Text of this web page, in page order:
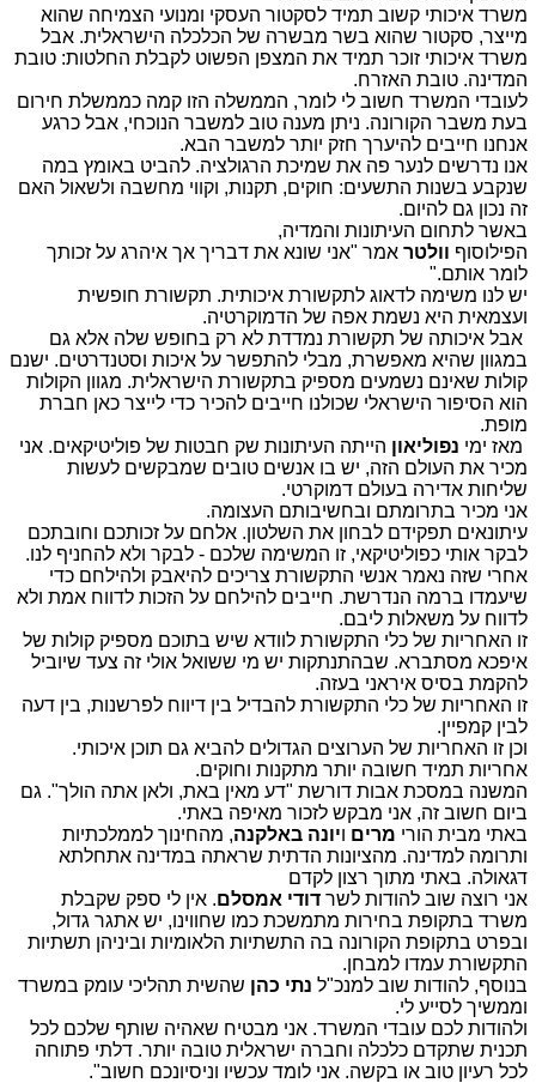
משרד איכותי קשוב תמיד לסקטור העסקי ומנועי הצמיחה שהוא
מייצר, סקטור שהוא בשר מבשרה של הכלכלה הישראלית. אבל
משרד איכותי זוכר תמיד את המצפן הפשוט לקבלת החלטות: טובת
המדינה. טובת האזרח.
לעובדי המשרד חשוב לי לומר, הממשלה הזו קמה כממשלת חירום
בעת משבר הקורונה. ניתן מענה טוב למשבר הנוכחי, אבל כרגע
אנחנו חייבים להיערך חזק יותר למשבר הבא.
אנו נדרשים לנער פה את שמיכת הרגולציה. להביט באומץ במה
שנקבע בשנות התשעים: חוקים, תקנות, וקווי מחשבה ולשאול האם
זה נכון גם להיום.
באשר לתחום העיתונות והמדיה,
הפילוסוף וולטר אמר "אני שונא את דבריך אך איהרג על זכותך
לומר אותם".
יש לנו משימה לדאוג לתקשורת איכותית. תקשורת חופשית
ועצמאית היא נשמת אפה של הדמוקרטיה.
אבל איכותה של תקשורת נמדדת לא רק בחופש שלה אלא גם
במגוון שהיא מאפשרת, מבלי להתפשר על איכות וסטנדרטים. ישנם
קולות שאינם נשמעים מספיק בתקשורת הישראלית. מגוון הקולות
הוא הסיפור הישראלי שכולנו חייבים להכיר כדי לייצר כאן חברת
מופת.
מאז ימי נפוליאון הייתה העיתונות שק חבטות של פוליטיקאים. אני
מכיר את העולם הזה, יש בו אנשים טובים שמבקשים לעשות
שליחות אדירה בעולם דמוקרטי.
אני מכיר בתרומתם ובחשיבותם העצומה.
עיתונאים תפקידם לבחון את השלטון. אלחם על זכותכם וחובתכם
לבקר אותי כפוליטיקאי, זו המשימה שלכם - לבקר ולא להחניף לנו.
אחרי שזה נאמר אנשי התקשורת צריכים להיאבק ולהילחם כדי
שיעמדו ברמה הנדרשת. חייבים להילחם על הזכות לדווח אמת ולא
לדווח על משאלות ליבם.
זו האחריות של כלי התקשורת לוודא שיש בתוכם מספיק קולות של
איפכא מסתברא. שבהתנתקות יש מי ששואל אולי זה צעד שיוביל
להקמת בסיס איראני בעזה.
זו האחריות של כלי התקשורת להבדיל בין דיווח לפרשנות, בין דעה
לבין קמפיין.
וכן זו האחריות של הערוצים הגדולים להביא גם תוכן איכותי.
אחריות תמיד חשובה יותר מתקנות וחוקים.
המשנה במסכת אבות דורשת "דע מאין באת, ולאן אתה הולך". גם
ביום חשוב זה, אני מבקש לזכור מאיפה באתי.
באתי מבית הורי מרים ויונה באלקנה, מהחינוך לממלכתיות
ותרומה למדינה. מהציונות הדתית שראתה במדינה אתחלתא
דגאולה. באתי מתוך רצון לקדם
אני רוצה שוב להודות לשר דודי אמסלם. אין לי ספק שקבלת
משרד בתקופת בחירות מתמשכת כמו שחווינו, יש אתגר גדול,
ובפרט בתקופת הקורונה בה התשתיות הלאומיות וביניהן תשתיות
התקשורת עמדו למבחן.
בנוסף, להודות שוב למנכ"ל נתי כהן שהשית תהליכי עומק במשרד
וממשיך לסייע לי.
ולהודות לכם עובדי המשרד. אני מבטיח שאהיה שותף שלכם לכל
תכנית שתקדם כלכלה וחברה ישראלית טובה יותר. דלתי פתוחה
לכל רעיון טוב או בקשה. אני לומד עכשיו וניסיונכם חשוב".